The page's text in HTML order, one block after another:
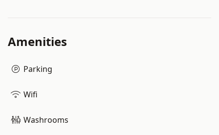
Amenities
Parking
Wifi
Washrooms